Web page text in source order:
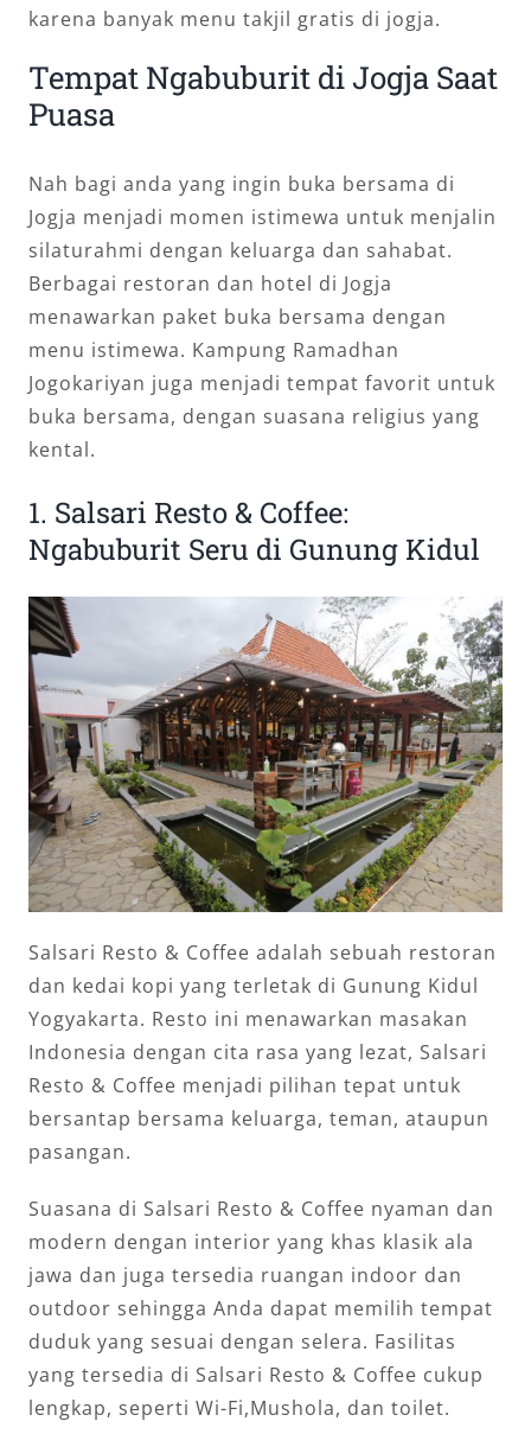
karena banyak menu takjil gratis di jogja.
Tempat Ngabuburit di Jogja Saat
Puasa
Nah bagi anda yang ingin buka bersama di
Jogja menjadi momen istimewa untuk menjalin
silaturahmi dengan keluarga dan sahabat.
Berbagai restoran dan hotel di Jogja
menawarkan paket buka bersama dengan
menu istimewa. Kampung Ramadhan
Jogokariyan juga menjadi tempat favorit untuk
buka bersama, dengan suasana religius yang
kental.
1. Salsari Resto & Coffee:
Ngabuburit Seru di Gunung Kidul
Salsari Resto & Coffee adalah sebuah restoran
dan kedai kopi yang terletak di Gunung Kidul
Yogyakarta. Resto ini menawarkan masakan
Indonesia dengan cita rasa yang lezat, Salsari
Resto & Coffee menjadi pilihan tepat untuk
bersantap bersama keluarga, teman, ataupun
pasangan.
Suasana di Salsari Resto & Coffee nyaman dan
modern dengan interior yang khas klasik ala
jawa dan juga tersedia ruangan indoor dan
outdoor sehingga Anda dapat memilih tempat
duduk yang sesuai dengan selera. Fasilitas
yang tersedia di Salsari Resto & Coffee cukup
lengkap, seperti Wi-Fi,Mushola, dan toilet.